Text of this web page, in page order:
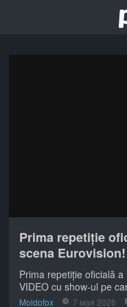
Prima repetiție
scena Eurovision!
Prima repetiție oficială
VIDEO cu show-ul pe
Moldofox 7 мая 2026